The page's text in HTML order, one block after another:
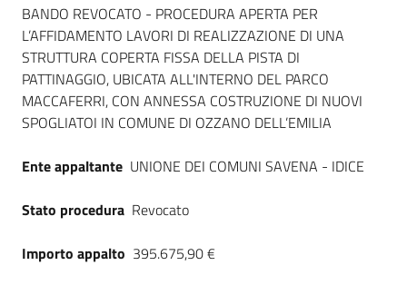
site
Seguici
su
Dati del bando
BANDO REVOCATO - PROCEDURA APERTA PER
L’AFFIDAMENTO LAVORI DI REALIZZAZIONE DI UNA
STRUTTURA COPERTA FISSA DELLA PISTA DI
PATTINAGGIO, UBICATA ALL'INTERNO DEL PARCO
MACCAFERRI, CON ANNESSA COSTRUZIONE DI NUOVI
SPOGLIATOI IN COMUNE DI OZZANO DELL’EMILIA
Ente appaltante UNIONE DEI COMUNI SAVENA - IDICE
Stato procedura Revocato
Importo appalto 395.675,90 €